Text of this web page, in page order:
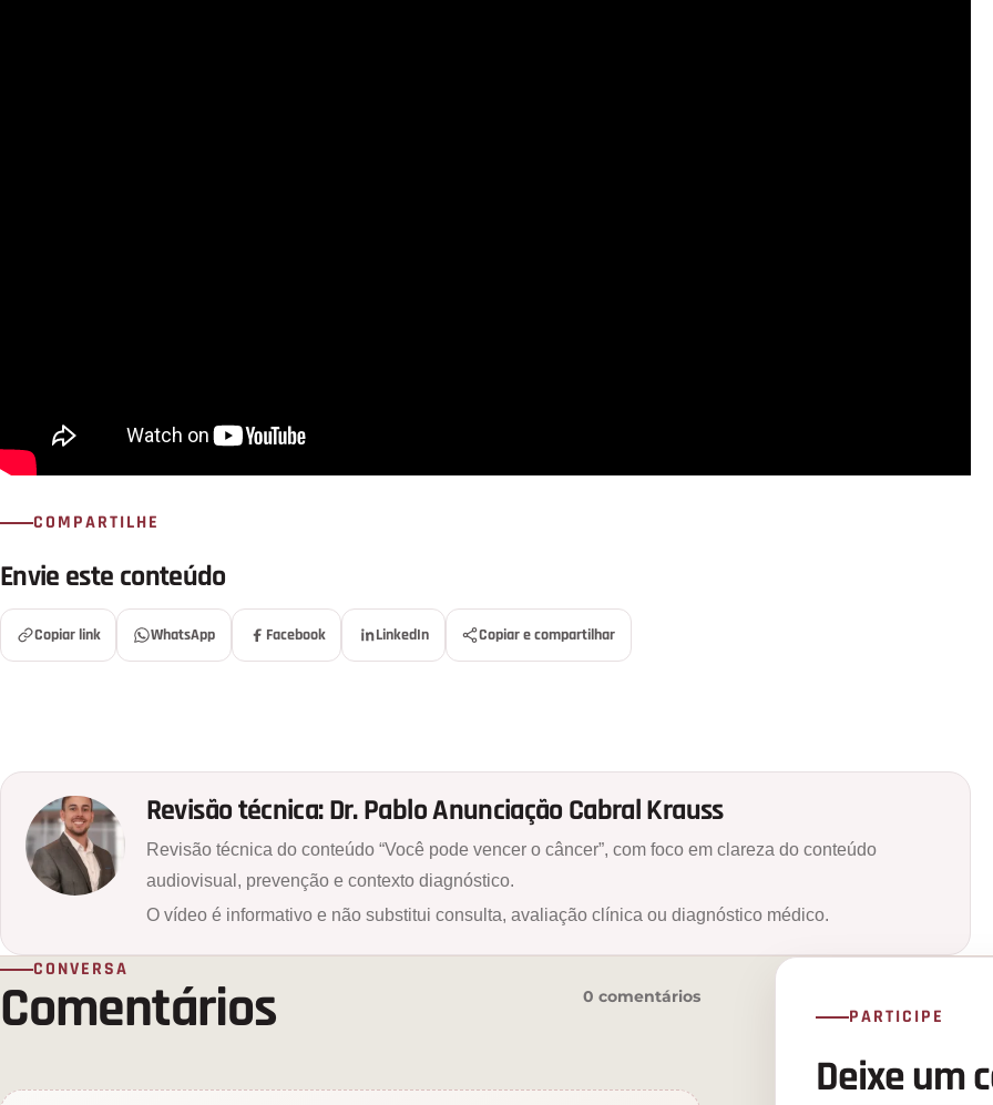
COMPARTILHE
Envie este conteúdo
Copiar link WhatsApp Facebook LinkedIn Copiar e compartilhar
Revisão técnica: Dr. Pablo Anunciação Cabral Krauss
Revisão técnica do conteúdo “Você pode vencer o câncer”, com foco em clareza do conteúdo
audiovisual, prevenção e contexto diagnóstico.
O vídeo é informativo e não substitui consulta, avaliação clínica ou diagnóstico médico.
CONVERSA
Comentários 0 comentários
PARTICIPE
Deixe um